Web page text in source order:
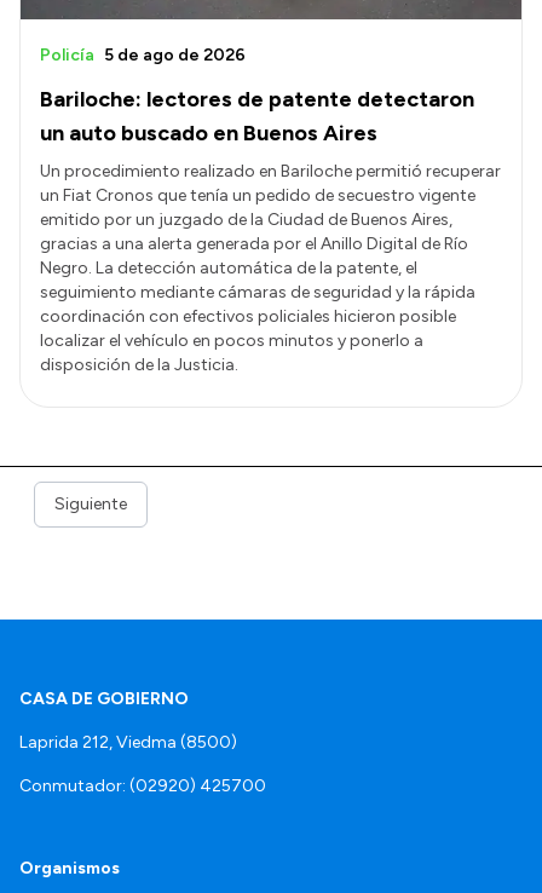
Bariloche: lectores de patente detectaron
un auto buscado en Buenos Aires
Policía 5 de ago de 2026
Un procedimiento realizado en Bariloche permitió recuperar
un Fiat Cronos que tenía un pedido de secuestro vigente
emitido por un juzgado de la Ciudad de Buenos Aires,
gracias a una alerta generada por el Anillo Digital de Río
Negro. La detección automática de la patente, el
seguimiento mediante cámaras de seguridad y la rápida
coordinación con efectivos policiales hicieron posible
localizar el vehículo en pocos minutos y ponerlo a
disposición de la Justicia.
Siguiente
CASA DE GOBIERNO
Laprida 212, Viedma (8500)
Conmutador: (02920) 425700
Organismos